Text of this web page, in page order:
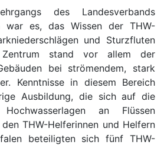
des Landesverbands
war es, das Wissen der THW-
und Sturzfluten
stand vor allem der
bei strömendem, stark
Kenntnisse in diesem Bereich
Ausbildung, die sich auf die
an Flüssen
THW-Helferinnen und Helfern
beteiligten sich fünf THW-